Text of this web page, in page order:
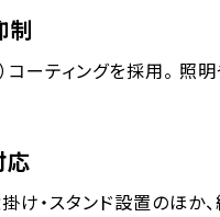
制
ーティングを採用。
応
・スタンド設置のほか